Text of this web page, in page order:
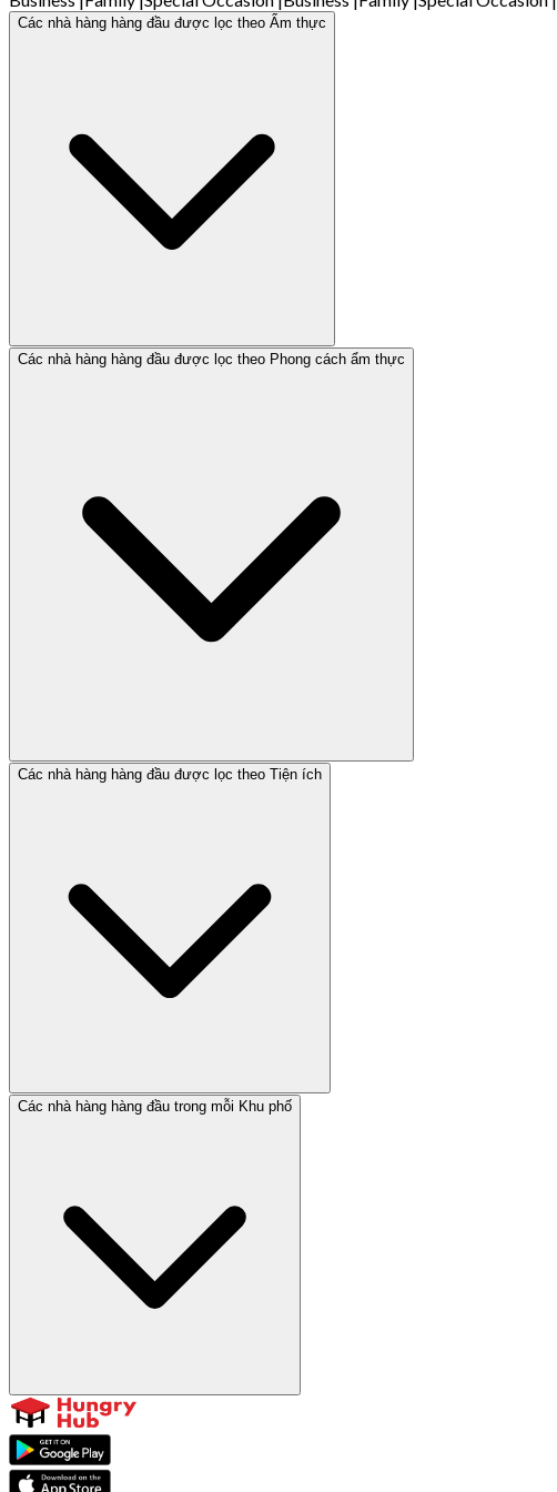
Các nhà hàng hàng đầu được lọc theo Ẩm thực
Các nhà hàng hàng đầu được lọc theo Phong cách ẩm thực
Các nhà hàng hàng đầu được lọc theo Tiện ích
Các nhà hàng hàng đầu trong mỗi Khu phố